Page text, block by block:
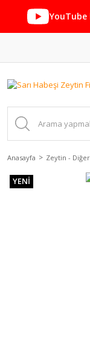
YouTube
Anasayfa Zeytin -
YENİ